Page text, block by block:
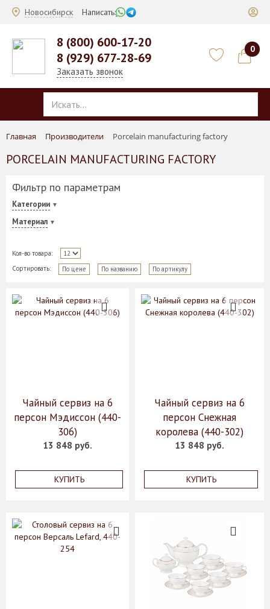
Новосибирск Написать:
8 (800) 600-17-20
8 (929) 677-28-69
Заказать звонок
0
Главная Производители Porcelain manufacturing factory
PORCELAIN MANUFACTURING FACTORY
Фильтр по параметрам
Категории
Материал
Кол-во товара:
Сортировать:
По цене По названию По артикулу
Чайный сервиз на 6
персон Мэдиссон (440-
306)
13 848 руб.
КУПИТЬ
Чайный сервиз на 6
персон Снежная
королева (440-302)
13 848 руб.
КУПИТЬ